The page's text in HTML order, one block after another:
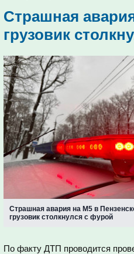
Страшная
грузовик
Страшная авария на М5 в
грузовик столкнулся с фурой
По факту ДТП проводится